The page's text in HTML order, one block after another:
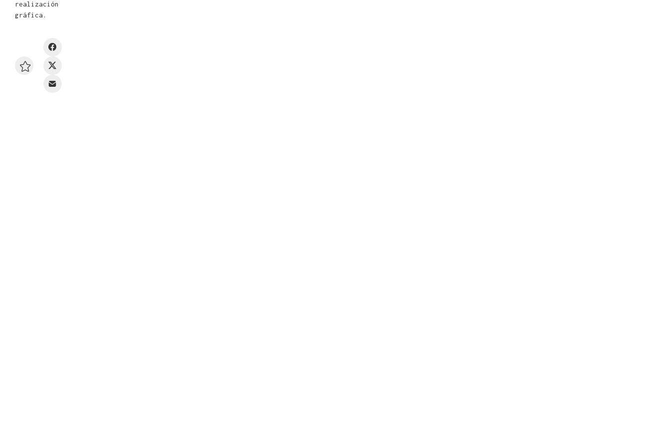
realización
gráfica.